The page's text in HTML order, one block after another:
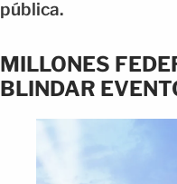
pública.
MILLONES
BLINDAR